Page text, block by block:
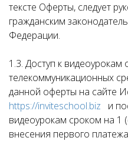
тексте Оферты, следует
гражданским
Федерации.
1.3. Доступ к
телекоммуникационных
данной оферты на сайте
https://inviteschool.biz и
видеоурокам сроком на 1
внесения первого